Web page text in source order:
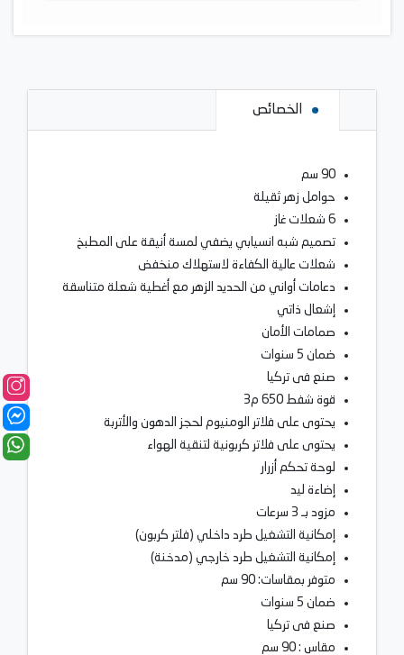
الخصائص
90 سم
حوامل زهر ثقيلة
6 شعلات غاز
تصميم شبه انسيابي يضفي لمسة أنيقة على المطبخ
شعلات عالية الكفاءة لاستهلاك منخفض
دعامات أواني من الحديد الزهر مع أغطية شعلة متناسقة
إشعال ذاتي
صمامات الأمان
ضمان 5 سنوات
صنع فى تركيا
قوة شفط 650 م3
يحتوى على فلاتر الومنيوم لحجز الدهون والأتربة
يحتوى على فلاتر كربونية لتنقية الهواء
ﻟﻮﺣﺔ تحكم أزرار
إضاءة ليد
ﻣﺰﻭﺩ بـ 3 سرعات
ﺇﻣﻜﺎﻧﻴﺔ ﺍﻟﺘﺸﻐﻴﻞ طرد داخلي (فلتر كربون)
إمكانية التشغيل طرد خارجي (مدخنة)
ﻣﺘﻮﻓﺮ ﺑﻤﻘﺎسات: 90 سم
ضمان 5 سنوات
ﺻﻨﻊ ﻓﻰ ﺗﺮﻛﻴﺎ
مقاس : 90 سم